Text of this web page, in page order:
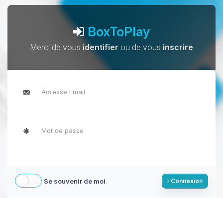
BoxToPlay
Merci de vous identifier ou de vous inscrire
Se souvenir de moi Connexion